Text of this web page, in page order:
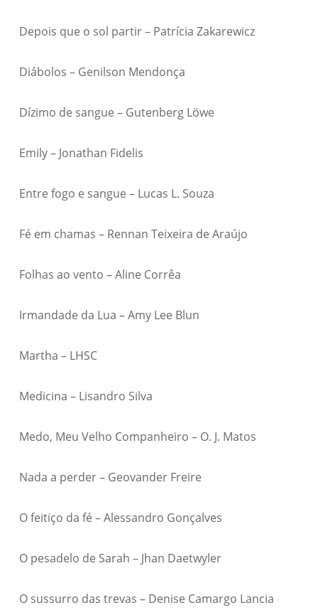
Depois que o sol partir – Patrícia Zakarewicz
Diábolos – Genilson Mendonça
Dízimo de sangue – Gutenberg Löwe
Emily – Jonathan Fidelis
Entre fogo e sangue – Lucas L. Souza
Fé em chamas – Rennan Teixeira de Araújo
Folhas ao vento – Aline Corrêa
Irmandade da Lua – Amy Lee Blun
Martha – LHSC
Medicina – Lisandro Silva
Medo, Meu Velho Companheiro – O. J. Matos
Nada a perder – Geovander Freire
O feitiço da fé – Alessandro Gonçalves
O pesadelo de Sarah – Jhan Daetwyler
O sussurro das trevas – Denise Camargo Lancia